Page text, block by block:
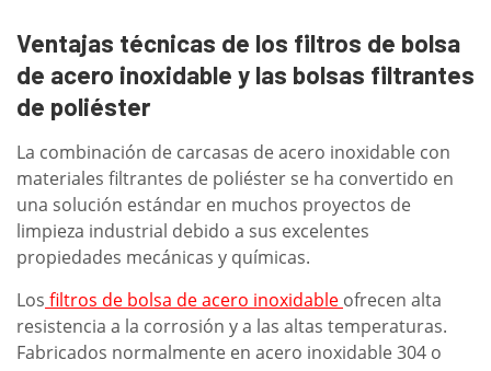
Ventajas técnicas de los filtros de bolsa
de acero inoxidable y las bolsas filtrantes
de poliéster
La combinación de carcasas de acero inoxidable con
materiales filtrantes de poliéster se ha convertido en
una solución estándar en muchos proyectos de
limpieza industrial debido a sus excelentes
propiedades mecánicas y químicas.
Los filtros de bolsa de acero inoxidable ofrecen alta
resistencia a la corrosión y a las altas temperaturas.
Fabricados normalmente en acero inoxidable 304 o